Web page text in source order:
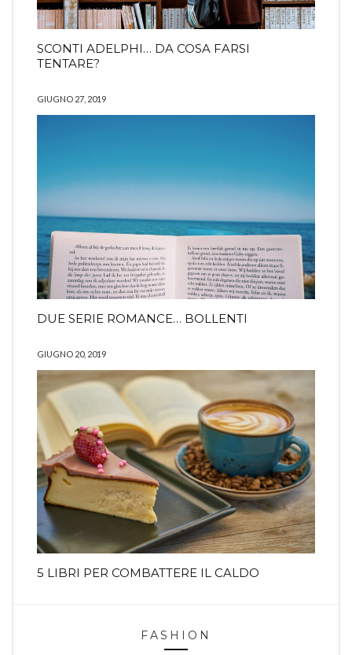
SCONTI ADELPHI… DA COSA FARSI
TENTARE?
GIUGNO 27, 2019
DUE SERIE ROMANCE… BOLLENTI
GIUGNO 20, 2019
5 LIBRI PER COMBATTERE IL CALDO
FASHION